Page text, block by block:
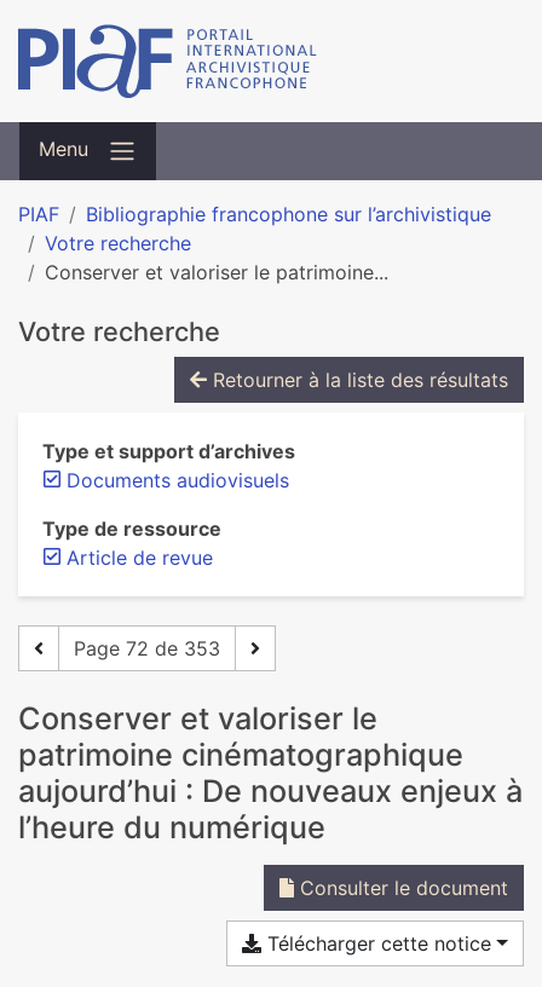
Menu
PIAF
Bibliographie francophone sur l’archivistique
Votre recherche
Conserver et valoriser le patrimoine...
Votre recherche
Retourner à la liste des résultats
Type et support d’archives
Documents audiovisuels
Type de ressource
Article de revue
Page 72 de 353
Conserver et valoriser le
patrimoine cinématographique
aujourd’hui : De nouveaux enjeux à
l’heure du numérique
Consulter le document
Télécharger cette notice